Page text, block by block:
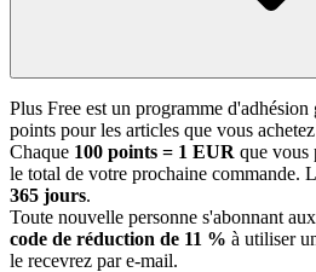
Plus Free est un programme
points pour les articles que vous
Chaque 100 points = 1 EUR que vous
le total de votre prochaine commande.
365 jours.
Toute nouvelle personne s'abonnant
code de réduction de 11 % à utiliser
le recevrez par e-mail.